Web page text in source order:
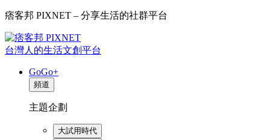
痞客邦 PIXNET – 分享生活的社群平台
台灣人的生活文創平台
GoGo+
頻道
主題企劃
大試用時代